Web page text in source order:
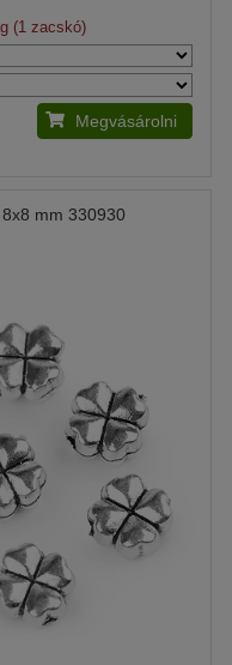
(1 zacskó)
Megvásárolni
mm 330930